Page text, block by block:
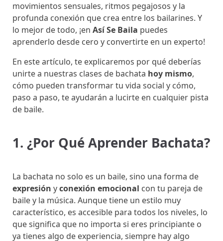
movimientos sensuales, ritmos pegajosos y la
profunda conexión que crea entre los bailarines. Y
lo mejor de todo, ¡en Así Se Baila puedes
aprenderlo desde cero y convertirte en un experto!
En este artículo, te explicaremos por qué deberías
unirte a nuestras clases de bachata hoy mismo,
cómo pueden transformar tu vida social y cómo,
paso a paso, te ayudarán a lucirte en cualquier pista
de baile.
1. ¿Por Qué Aprender Bachata?
La bachata no solo es un baile, sino una forma de
expresión yconexión emocional con tu pareja de
baile y la música. Aunque tiene un estilo muy
característico, es accesible para todos los niveles, lo
que significa que no importa si eres principiante o
ya tienes algo de experiencia, siempre hay algo